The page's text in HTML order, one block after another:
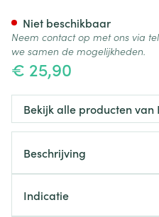
€ 25,90
Niet beschikbaar
Neem contact op met ons via
we samen de mogelijkheden.
Bekijk alle producten van
Beschrijving
Indicatie